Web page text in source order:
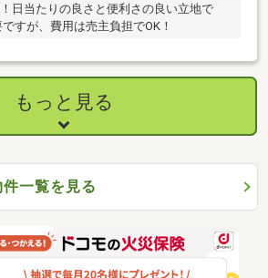
日当たりの良さと便利さの良い立地で
すが、費用は売主負担でOK！
もっと見る
一覧を見る